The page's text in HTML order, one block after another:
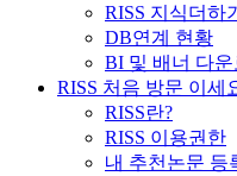
RISS 지식더하기
DB연계 현황
BI 및 배너 다운
RISS 처음 방문 이세
RISS란?
RISS 이용권한
내 추천논문 등